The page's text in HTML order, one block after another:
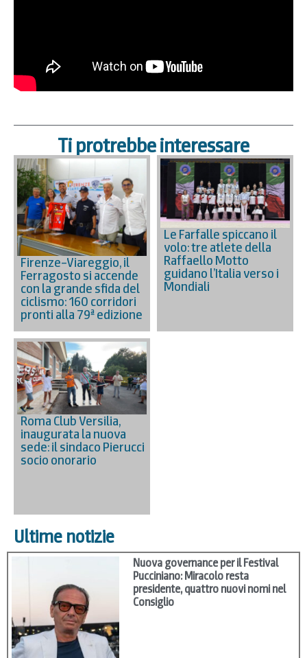
Ti protrebbe interessare
Firenze–Viareggio, il
Ferragosto si accende
con la grande sfida del
ciclismo: 160 corridori
pronti alla 79ª edizione
Le Farfalle spiccano il
volo: tre atlete della
Raffaello Motto
guidano l’Italia verso i
Mondiali
Roma Club Versilia,
inaugurata la nuova
sede: il sindaco Pierucci
socio onorario
Ultime notizie
Nuova governance per il Festival
Pucciniano: Miracolo resta
presidente, quattro nuovi nomi nel
Consiglio